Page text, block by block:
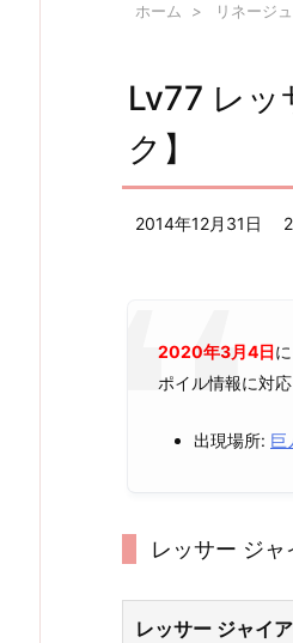
ホーム > リネージ
Lv77 レッ
ク】
2014年12月31日
2020年3月4日
ポイル情報に対応
出現場所: 巨
レッサー ジ
レッサー ジャイ